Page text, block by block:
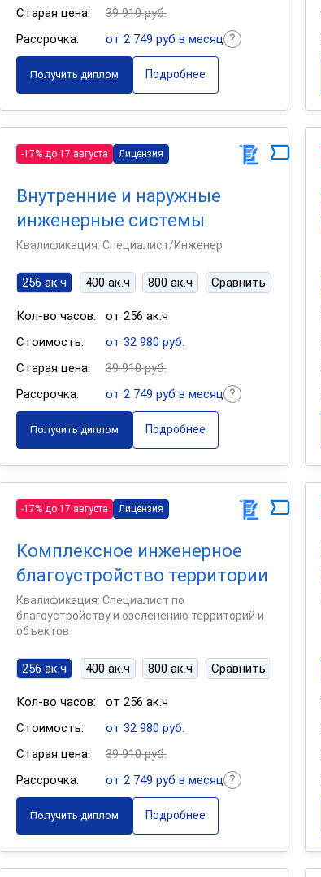
Старая цена:
39 910 руб.
Рассрочка:
от 2 749 руб в месяц
Получить диплом Подробнее
-17% до 17 августа Лицензия
Внутренние и наружные
инженерные системы
Квалификация: Специалист/Инженер
256 ак.ч 400 ак.ч 800 ак.ч Сравнить
Кол-во часов:
от 256 ак.ч
Стоимость:
от 32 980 руб.
Старая цена:
39 910 руб.
Рассрочка:
от 2 749 руб в месяц
Получить диплом Подробнее
-17% до 17 августа Лицензия
Комплексное инженерное
благоустройство территории
Квалификация: Специалист по
благоустройству и озеленению территорий и
объектов
256 ак.ч 400 ак.ч 800 ак.ч Сравнить
Кол-во часов:
от 256 ак.ч
Стоимость:
от 32 980 руб.
Старая цена:
39 910 руб.
Рассрочка:
от 2 749 руб в месяц
Получить диплом Подробнее